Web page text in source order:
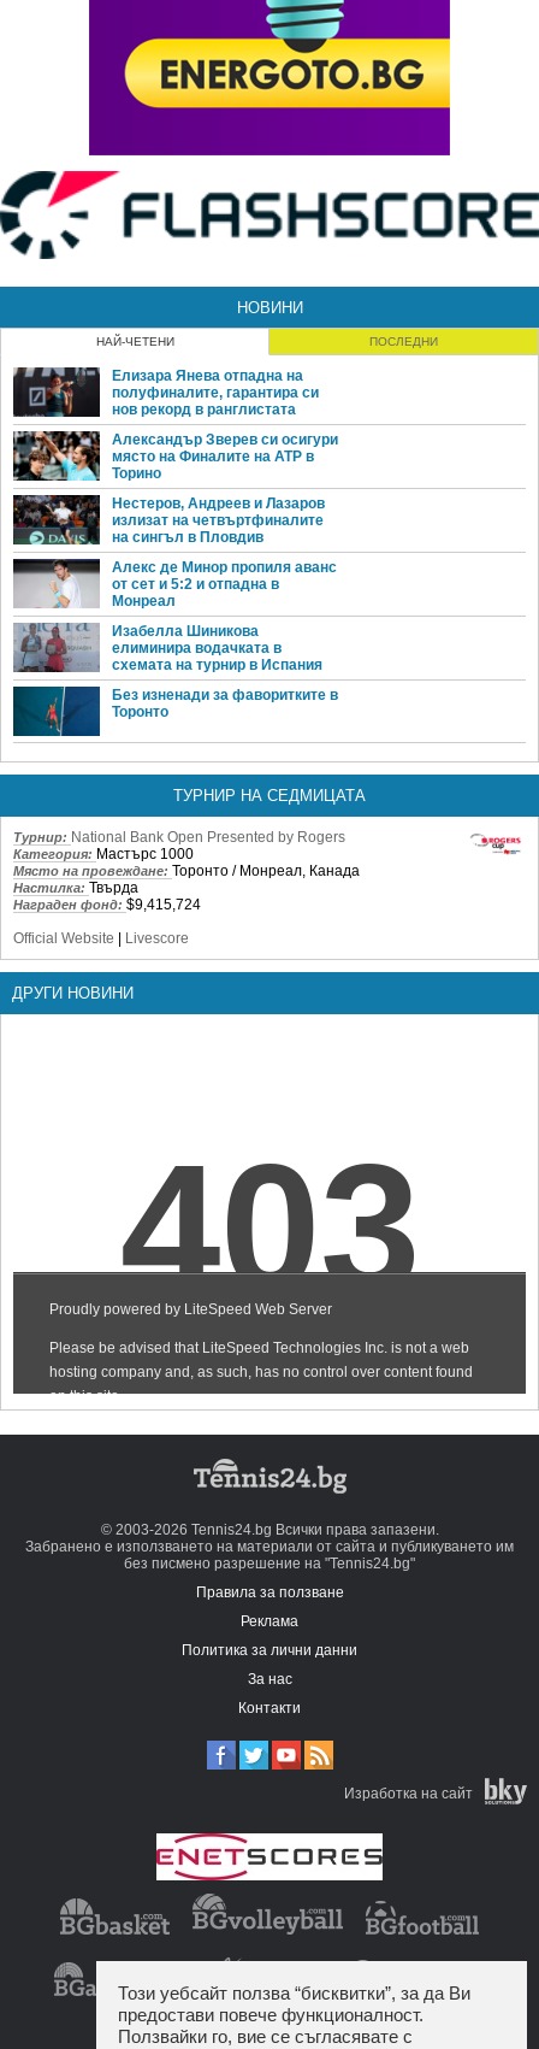
НОВИНИ
НАЙ-ЧЕТЕНИ ПОСЛЕДНИ
Елизара Янева отпадна на
полуфиналите, гарантира си
нов рекорд в ранглистата
Александър Зверев си осигури
място на Финалите на ATP в
Торино
Нестеров, Андреев и Лазаров
излизат на четвъртфиналите
на сингъл в Пловдив
Алекс де Минор пропиля аванс
от сет и 5:2 и отпадна в
Монреал
Изабелла Шиникова
елиминира водачката в
схемата на турнир в Испания
Без изненади за фаворитките в
Торонто
ТУРНИР НА СЕДМИЦАТА
Турнир: National Bank Open Presented by Rogers
Категория: Мастърс 1000
Място на провеждане: Торонто / Монреал, Канада
Настилка: Твърда
Награден фонд: $9,415,724
Official Website | Livescore
ДРУГИ НОВИНИ
© 2003-2026 Tennis24.bg Всички права запазени.
Забранено е използването на материали от сайта и публикуването им
без писмено разрешение на "Tennis24.bg"
Правила за ползване
Реклама
Политика за лични данни
За нас
Контакти
Изработка на сайт
Този уебсайт ползва “бисквитки”, за да Ви
предостави повече функционалност.
Ползвайки го, вие се съгласявате с